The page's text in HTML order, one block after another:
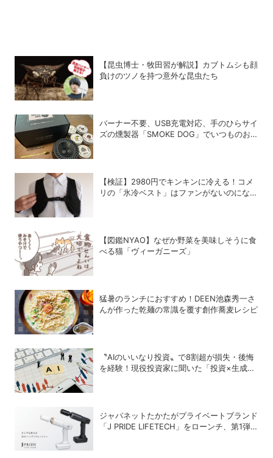
【昆虫博士・牧田習が解説】カブトムシも顔
負けのツノを持つ意外な昆虫たち
バーナー不要、USB充電対応、手のひらサイ
ズの燻製器「SMOKE DOG」でいつものお
【検証】2980円でキンキンに冷える！コメ
リの「氷冷ベスト」はファンがないのになぜ
【図鑑NYAO】なぜか野菜を美味しそうに食
べる猫「ヴィーガニーズ」
猛暑のランチにおすすめ！DEEN池森秀一さ
んが作った乾麺の常識を覆す創作蕎麦レシピ
〝AIのいいなり投資〟で8割超が損失・後悔
を経験！現役投資家に聞いた「投資×生成
ジャパネットたかたがプライベートブランド
「J PRIDE LIFETECH」をローンチ、第1弾